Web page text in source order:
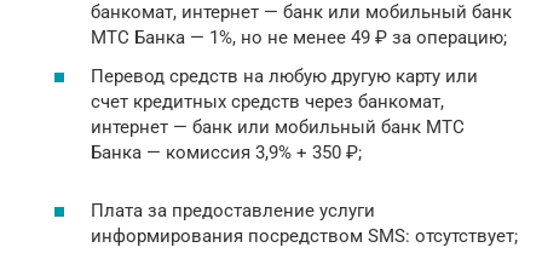
банкомат, интернет — банк или мобильный банк
МТС Банка — 1%, но не менее 49 ₽ за операцию;
Перевод средств на любую другую карту или
счет кредитных средств через банкомат,
интернет — банк или мобильный банк МТС
Банка — комиссия 3,9% + 350 ₽;
Плата за предоставление услуги
информирования посредством SMS: отсутствует;